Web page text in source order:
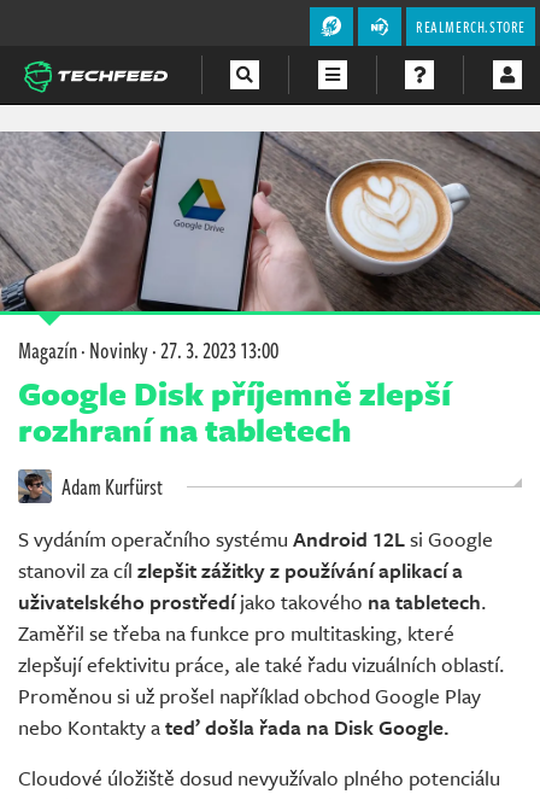
REALMERCH.STORE
Magazín
Videa
Soutěže
Magazín·Novinky·27. 3. 2023 13:00
Google Disk příjemně zlepší
rozhraní na tabletech
Adam Kurfürst
S vydáním operačního systému Android 12Lsi Google
stanovil za cíl zlepšit zážitky z používání aplikací a
uživatelského prostředíjako takového na tabletech.
Zaměřil se třeba na funkce pro multitasking, které
zlepšují efektivitu práce, ale také řadu vizuálních oblastí.
Proměnou si už prošel například obchod Google Play
nebo Kontakty ateď došla řada na Disk Google.
Cloudové úložiště dosud nevyužívalo plného potenciálu